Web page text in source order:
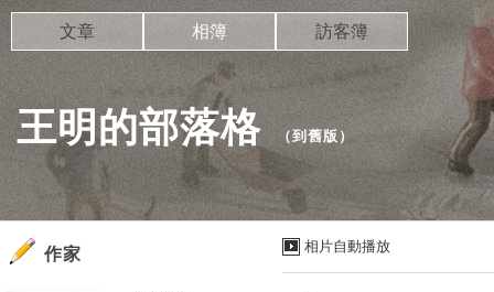
王明的部落格 （到舊版 ）
文章 相簿 訪客簿
相片自動播放
作家